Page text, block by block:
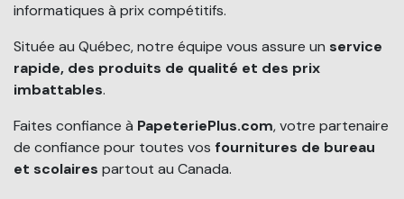
informatiques à prix compétitifs.
Située au Québec, notre équipe vous assure un service
rapide, des produits de qualité et des prix
imbattables.
Faites confiance à PapeteriePlus.com, votre partenaire
de confiance pour toutes vos fournitures de bureau
et scolaires partout au Canada.